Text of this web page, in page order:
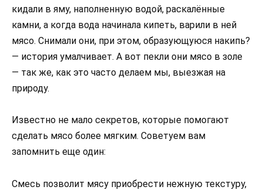
кидали в яму, наполненную водой, раскалённые
камни, а когда вода начинала кипеть, варили в ней
мясо. Снимали они, при этом, образующуюся накипь?
— история умалчивает. А вот пекли они мясо в золе
— так же, как это часто делаем мы, выезжая на
природу.
Известно не мало секретов, которые помогают
сделать мясо более мягким. Советуем вам
запомнить еще один:
Смесь позволит мясу приобрести нежную текстуру,